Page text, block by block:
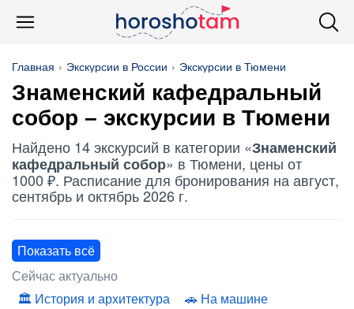
Главная Экскурсии в России Экскурсии в Тюмени
Знаменский кафедральный
собор – экскурсии в Тюмени
Найдено 14 экскурсий в категории «Знаменский
кафедральный собор» в Тюмени, цены от
1000 ₽. Расписание для бронирования на август,
сентябрь и октябрь 2026 г.
Показать всё
Сейчас актуально
История и архитектура
На машине